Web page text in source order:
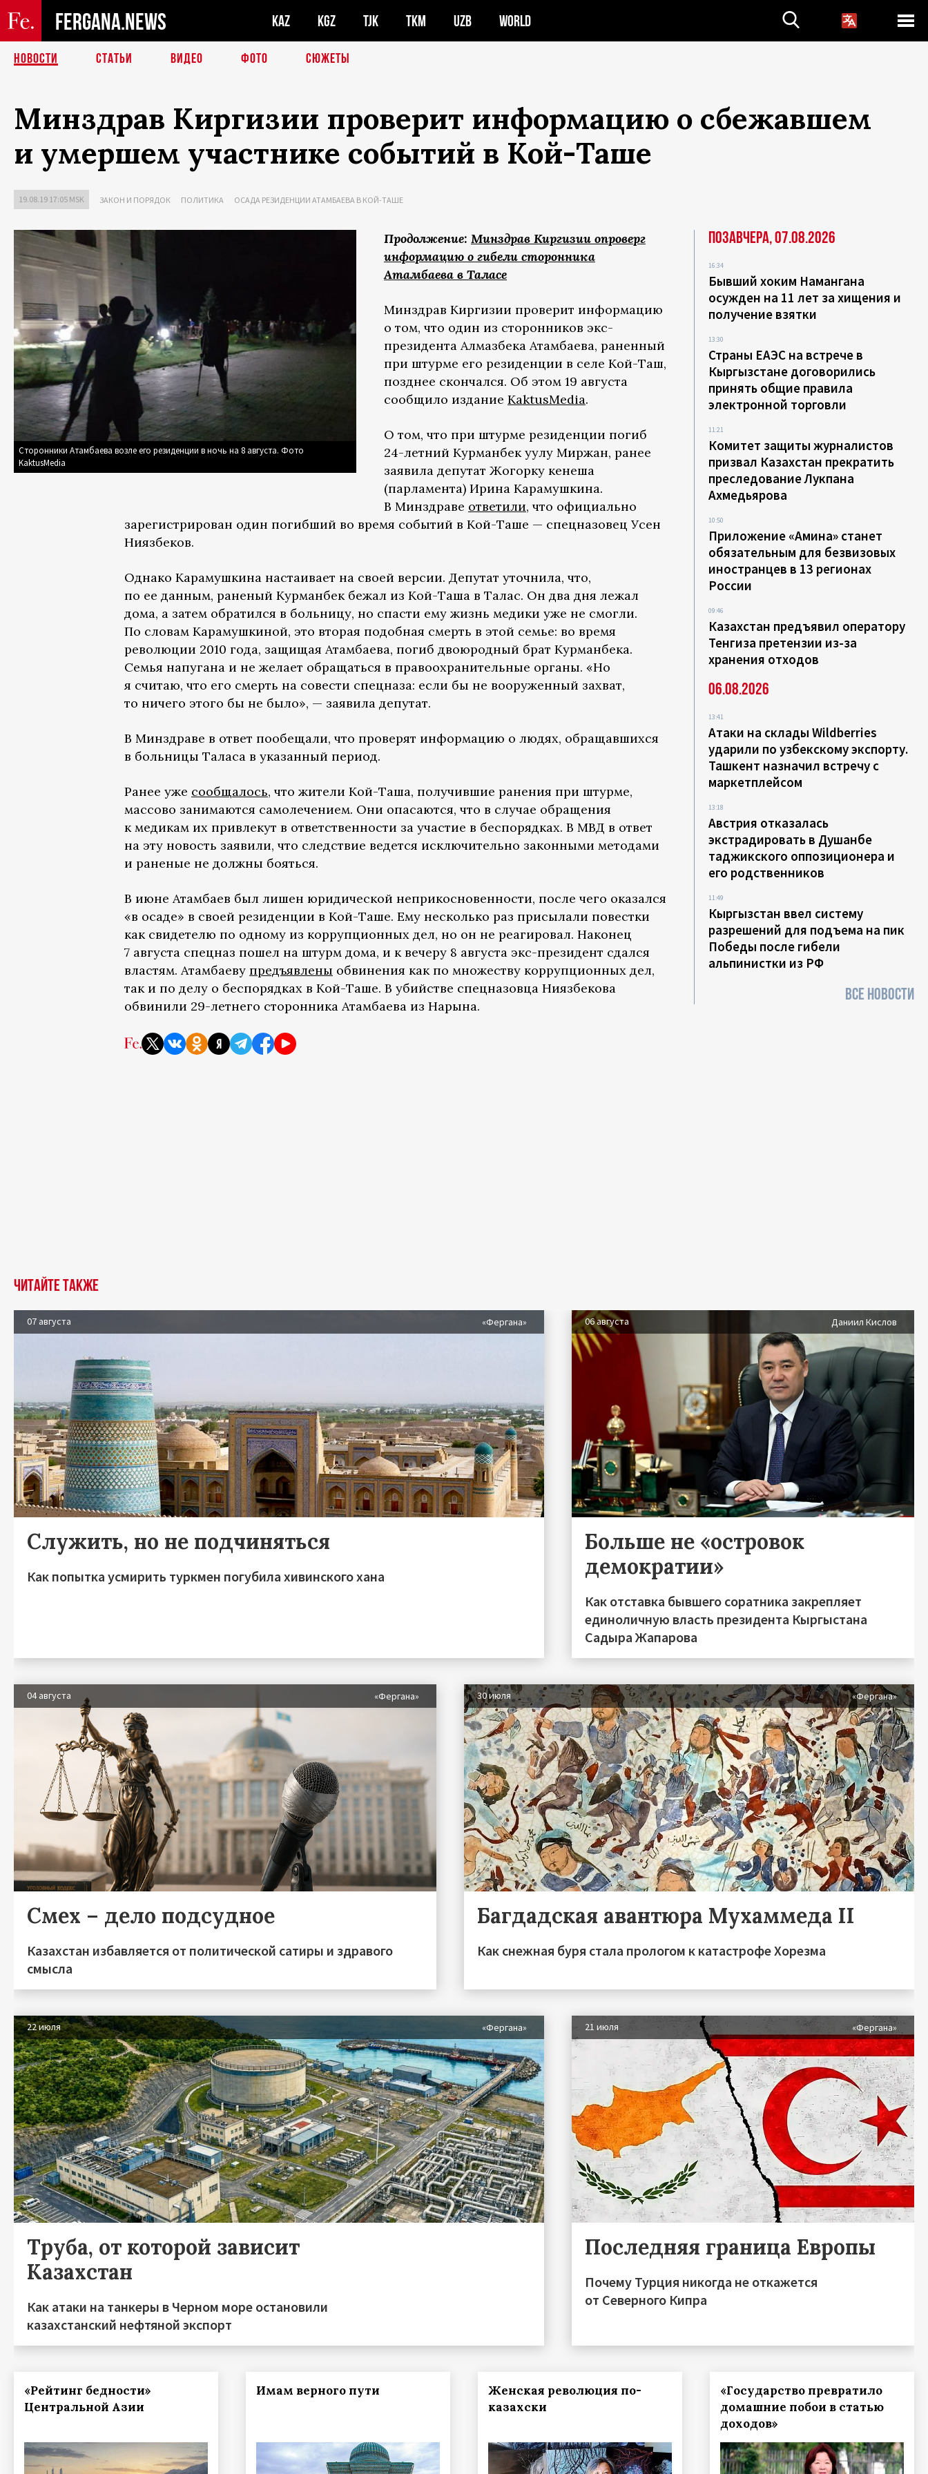
FERGANA.NEWS KAZ KGZ TJK TKM UZB WORLD
НОВОСТИ СТАТЬИ ВИДЕО ФОТО СЮЖЕТЫ
Минздрав Киргизии проверит информацию о сбежавшем
и умершем участнике событий в Кой-Таше
19.08.19 17:05 MSK ЗАКОН И ПОРЯДОК ПОЛИТИКА ОСАДА РЕЗИДЕНЦИИ АТАМБАЕВА В КОЙ-ТАШЕ
Сторонники Атамбаева возле его резиденции в ночь на 8 августа. Фото
KaktusMedia
Продолжение: Минздрав Киргизии опроверг
информацию о гибели сторонника
Атамбаева в Таласе
Минздрав Киргизии проверит информацию
о том, что один из сторонников экс-
президента Алмазбека Атамбаева, раненный
при штурме его резиденции в селе Кой-Таш,
позднее скончался. Об этом 19 августа
сообщило издание KaktusMedia.
О том, что при штурме резиденции погиб
24-летний Курманбек уулу Миржан, ранее
заявила депутат Жогорку кенеша
(парламента) Ирина Карамушкина.
В Минздраве ответили, что официально
зарегистрирован один погибший во время событий в Кой-Таше — спецназовец Усен
Ниязбеков.
Однако Карамушкина настаивает на своей версии. Депутат уточнила, что,
по ее данным, раненый Курманбек бежал из Кой-Таша в Талас. Он два дня лежал
дома, а затем обратился в больницу, но спасти ему жизнь медики уже не смогли.
По словам Карамушкиной, это вторая подобная смерть в этой семье: во время
революции 2010 года, защищая Атамбаева, погиб двоюродный брат Курманбека.
Семья напугана и не желает обращаться в правоохранительные органы. «Но
я считаю, что его смерть на совести спецназа: если бы не вооруженный захват,
то ничего этого бы не было», — заявила депутат.
В Минздраве в ответ пообещали, что проверят информацию о людях, обращавшихся
в больницы Таласа в указанный период.
Ранее уже сообщалось, что жители Кой-Таша, получившие ранения при штурме,
массово занимаются самолечением. Они опасаются, что в случае обращения
к медикам их привлекут в ответственности за участие в беспорядках. В МВД в ответ
на эту новость заявили, что следствие ведется исключительно законными методами
и раненые не должны бояться.
В июне Атамбаев был лишен юридической неприкосновенности, после чего оказался
«в осаде» в своей резиденции в Кой-Таше. Ему несколько раз присылали повестки
как свидетелю по одному из коррупционных дел, но он не реагировал. Наконец
7 августа спецназ пошел на штурм дома, и к вечеру 8 августа экс-президент сдался
властям. Атамбаеву предъявлены обвинения как по множеству коррупционных дел,
так и по делу о беспорядках в Кой-Таше. В убийстве спецназовца Ниязбекова
обвинили 29-летнего сторонника Атамбаева из Нарына.
Позавчера, 07.08.2026
16:34
Бывший хоким Намангана
осужден на 11 лет за хищения и
получение взятки
13:30
Страны ЕАЭС на встрече в
Кыргызстане договорились
принять общие правила
электронной торговли
11:21
Комитет защиты журналистов
призвал Казахстан прекратить
преследование Лукпана
Ахмедьярова
10:50
Приложение «Амина» станет
обязательным для безвизовых
иностранцев в 13 регионах
России
09:46
Казахстан предъявил оператору
Тенгиза претензии из-за
хранения отходов
06.08.2026
13:41
Атаки на склады Wildberries
ударили по узбекскому экспорту.
Ташкент назначил встречу с
маркетплейсом
13:18
Австрия отказалась
экстрадировать в Душанбе
таджикского оппозиционера и
его родственников
11:49
Кыргызстан ввел систему
разрешений для подъема на пик
Победы после гибели
альпинистки из РФ
ВСЕ НОВОСТИ
Читайте также
07 августа «Фергана»
Служить, но не подчиняться
Как попытка усмирить туркмен погубила хивинского хана
06 августа Даниил Кислов
Больше не «островок
демократии»
Как отставка бывшего соратника закрепляет
единоличную власть президента Кыргыстана
Садыра Жапарова
04 августа «Фергана»
Смех – дело подсудное
Казахстан избавляется от политической сатиры и здравого
смысла
30 июля «Фергана»
Багдадская авантюра Мухаммеда II
Как снежная буря стала прологом к катастрофе Хорезма
22 июля «Фергана»
Труба, от которой зависит
Казахстан
Как атаки на танкеры в Черном море остановили
казахстанский нефтяной экспорт
21 июля «Фергана»
Последняя граница Европы
Почему Турция никогда не откажется
от Северного Кипра
«Рейтинг бедности»
Центральной Азии
Имам верного пути
Женская революция по-
казахски
«Государство превратило
домашние побои в статью
доходов»